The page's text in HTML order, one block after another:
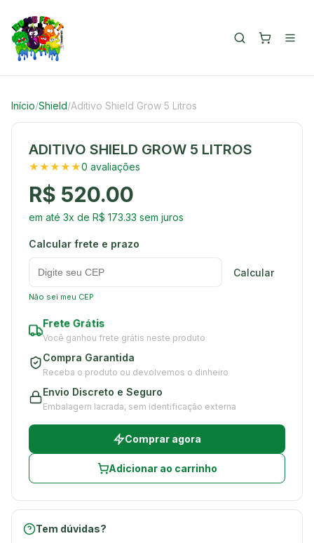
Início/Shield/Aditivo Shield Grow 5 Litros
ADITIVO SHIELD GROW 5 LITROS
★★★★★0 avaliações
R$ 520.00
em até 3x de R$ 173.33 sem juros
Calcular frete e prazo
Calcular
Não sei meu CEP
Frete Grátis
Você ganhou frete grátis neste produto
Compra Garantida
Receba o produto ou devolvemos o dinheiro
Envio Discreto e Seguro
Embalagem lacrada, sem identificação externa
Comprar agora
Adicionar ao carrinho
Tem dúvidas?